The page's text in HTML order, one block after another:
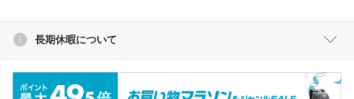
長期休暇について